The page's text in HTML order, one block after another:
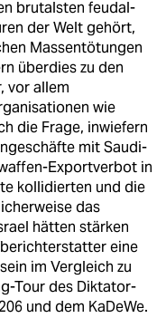
brutalsten feudal-
der Welt gehört,
Massentötungen
überdies zu den
vor allem
wie
die Frage, inwiefern
mit Saudi-
Exportverbot in
kollidierten und die
das
hätten stärken
eine
im Vergleich zu
Tour des Diktator-
und dem KaDeWe.